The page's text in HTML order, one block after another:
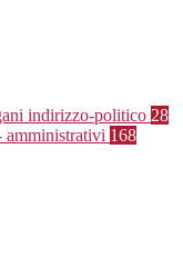
indirizzo-politico 28
amministrativi 168